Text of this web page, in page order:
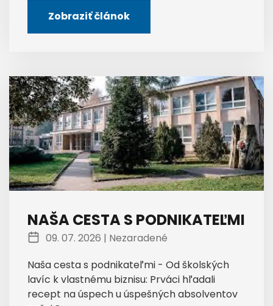
Zobraziť článok
NAŠA CESTA S PODNIKATEĽMI
09. 07. 2026 | Nezaradené
Naša cesta s podnikateľmi - Od školských
lavíc k vlastnému biznisu: Prváci hľadali
recept na úspech u úspešných absolventov